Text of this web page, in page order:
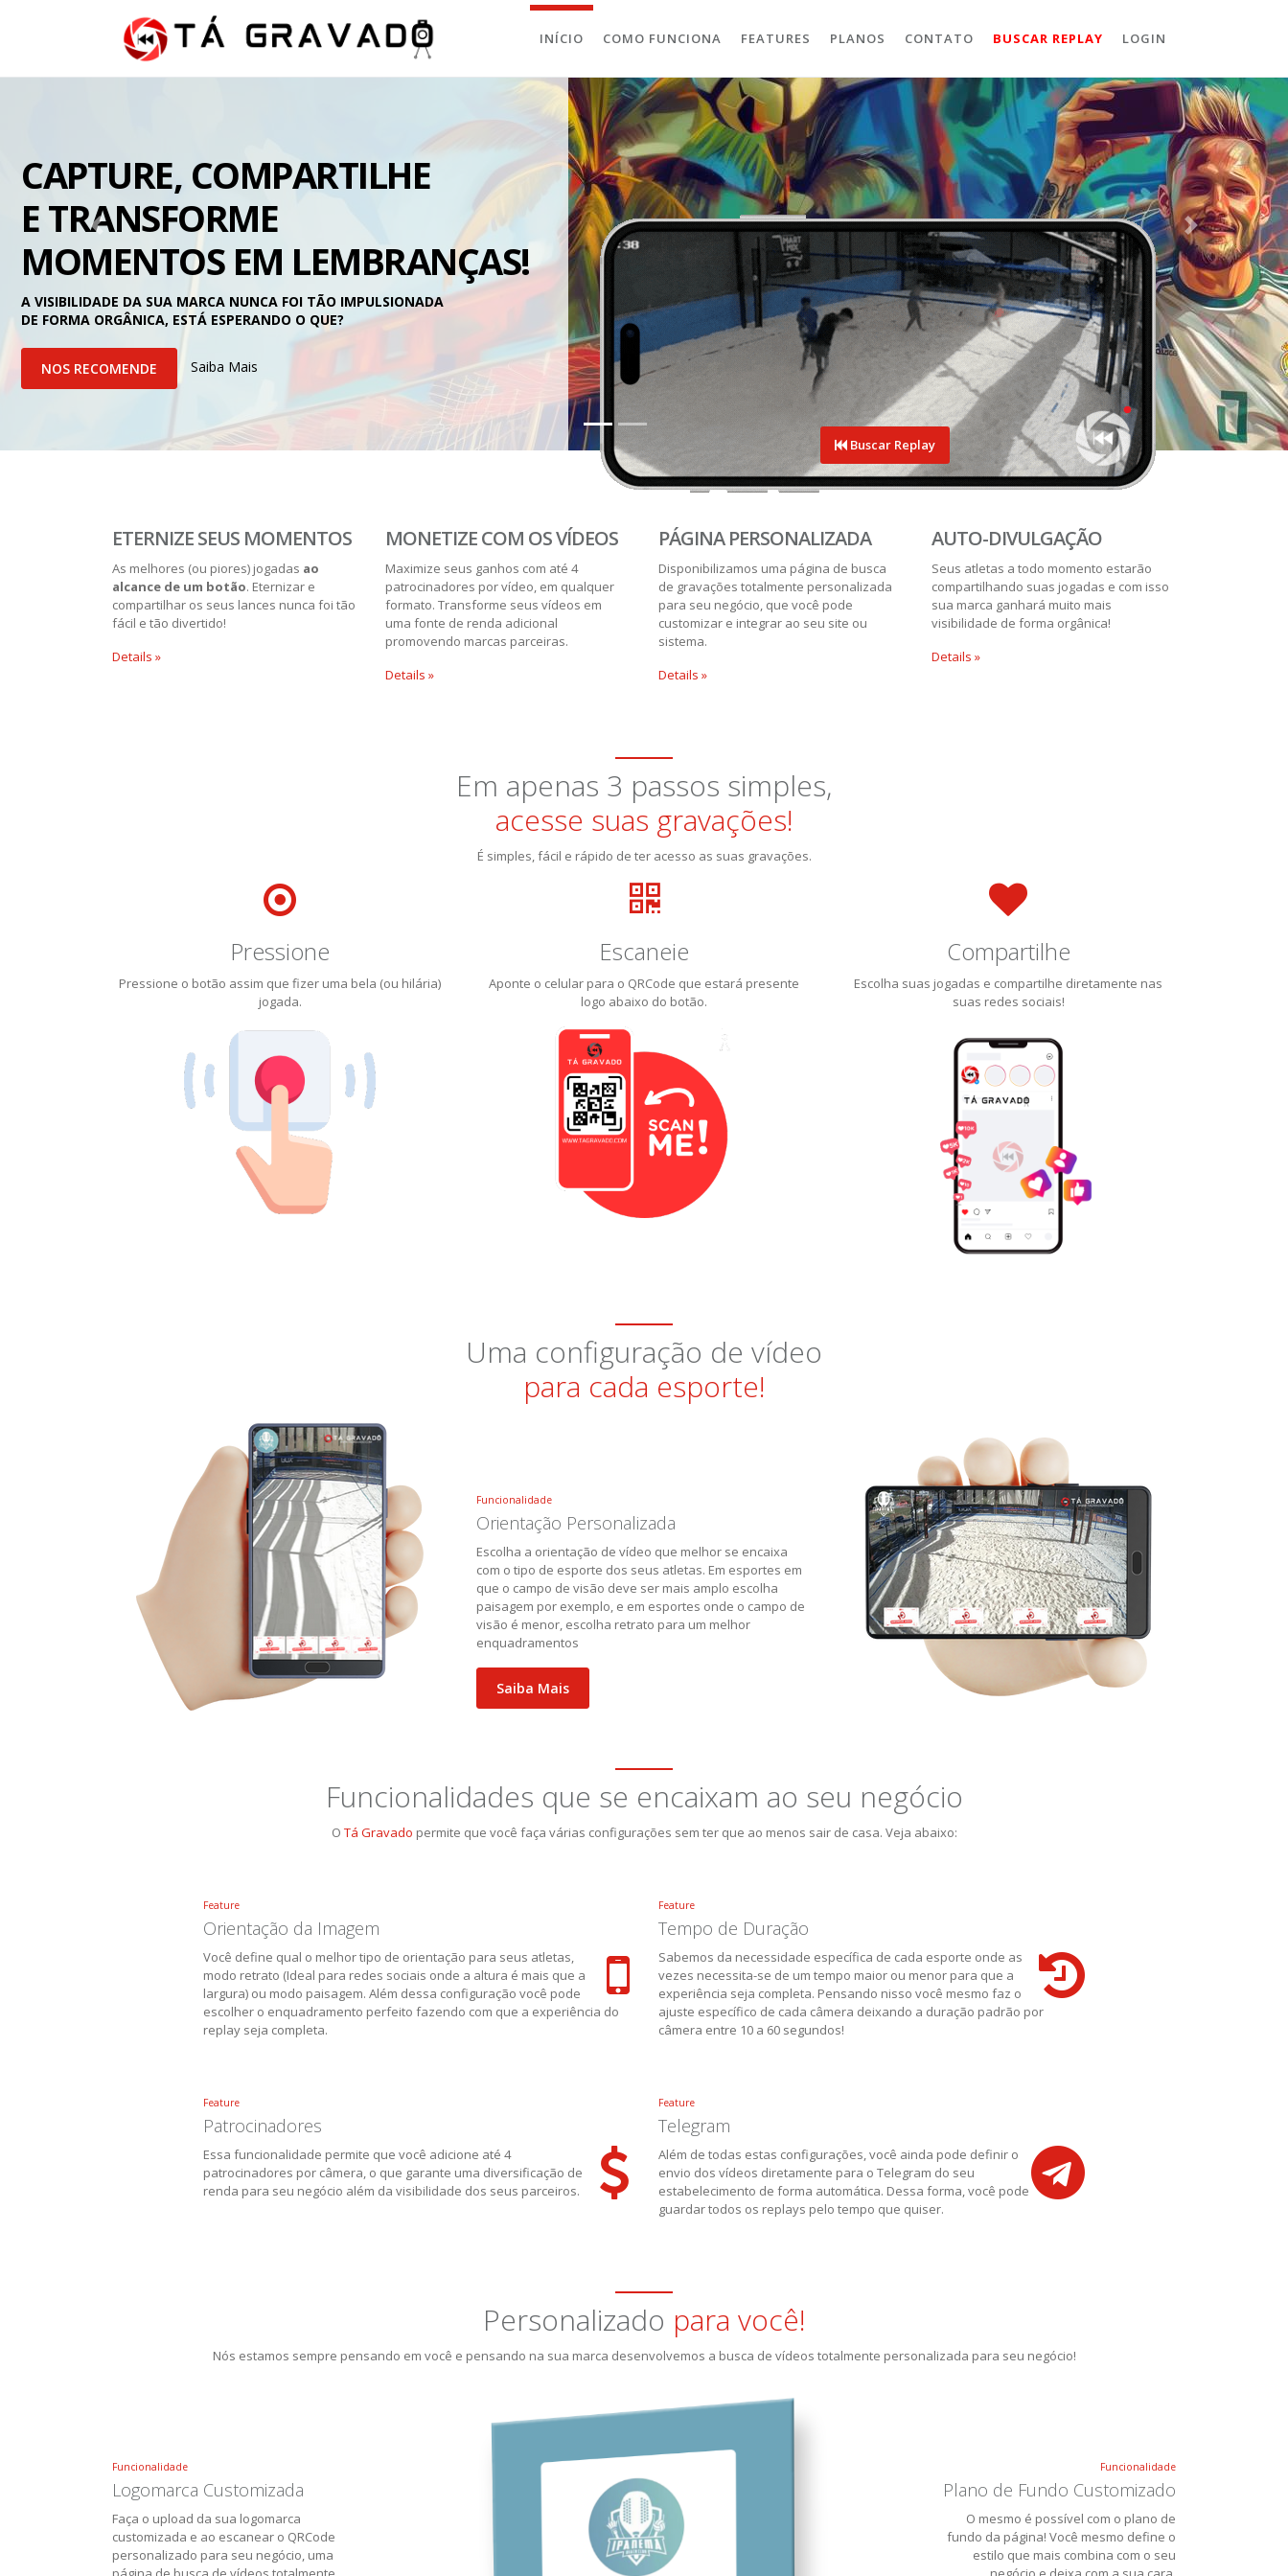
INÍCIO COMO FUNCIONA FEATURES PLANOS CONTATO BUSCAR REPLAY LOGIN
CAPTURE, COMPARTILHE
E TRANSFORME
MOMENTOS EM LEMBRANÇAS!
A VISIBILIDADE DA SUA MARCA NUNCA FOI TÃO IMPULSIONADA
DE FORMA ORGÂNICA, ESTÁ ESPERANDO O QUE?
NOS RECOMENDE Saiba Mais
Buscar Replay
Anterior Próximo
ETERNIZE SEUS MOMENTOS
As melhores (ou piores) jogadas ao
alcance de um botão. Eternizar e
compartilhar os seus lances nunca foi tão
fácil e tão divertido!
Details »
MONETIZE COM OS VÍDEOS
Maximize seus ganhos com até 4
patrocinadores por vídeo, em qualquer
formato. Transforme seus vídeos em
uma fonte de renda adicional
promovendo marcas parceiras.
Details »
PÁGINA PERSONALIZADA
Disponibilizamos uma página de busca
de gravações totalmente personalizada
para seu negócio, que você pode
customizar e integrar ao seu site ou
sistema.
Details »
AUTO-DIVULGAÇÃO
Seus atletas a todo momento estarão
compartilhando suas jogadas e com isso
sua marca ganhará muito mais
visibilidade de forma orgânica!
Details »
Em apenas 3 passos simples,
acesse suas gravações!
É simples, fácil e rápido de ter acesso as suas gravações.
Pressione
Pressione o botão assim que fizer uma bela (ou hilária)
jogada.
Escaneie
Aponte o celular para o QRCode que estará presente
logo abaixo do botão.
Compartilhe
Escolha suas jogadas e compartilhe diretamente nas
suas redes sociais!
Uma configuração de vídeo
para cada esporte!
Funcionalidade
Orientação Personalizada
Escolha a orientação de vídeo que melhor se encaixa
com o tipo de esporte dos seus atletas. Em esportes em
que o campo de visão deve ser mais amplo escolha
paisagem por exemplo, e em esportes onde o campo de
visão é menor, escolha retrato para um melhor
enquadramentos
Saiba Mais
Funcionalidades que se encaixam ao seu negócio
O Tá Gravado permite que você faça várias configurações sem ter que ao menos sair de casa. Veja abaixo:
Feature
Orientação da Imagem
Você define qual o melhor tipo de orientação para seus atletas,
modo retrato (Ideal para redes sociais onde a altura é mais que a
largura) ou modo paisagem. Além dessa configuração você pode
escolher o enquadramento perfeito fazendo com que a experiência do
replay seja completa.
Feature
Tempo de Duração
Sabemos da necessidade específica de cada esporte onde as
vezes necessita-se de um tempo maior ou menor para que a
experiência seja completa. Pensando nisso você mesmo faz o
ajuste específico de cada câmera deixando a duração padrão por
câmera entre 10 a 60 segundos!
Feature
Patrocinadores
Essa funcionalidade permite que você adicione até 4
patrocinadores por câmera, o que garante uma diversificação de
renda para seu negócio além da visibilidade dos seus parceiros.
Feature
Telegram
Além de todas estas configurações, você ainda pode definir o
envio dos vídeos diretamente para o Telegram do seu
estabelecimento de forma automática. Dessa forma, você pode
guardar todos os replays pelo tempo que quiser.
Personalizado para você!
Nós estamos sempre pensando em você e pensando na sua marca desenvolvemos a busca de vídeos totalmente personalizada para seu negócio!
Funcionalidade
Logomarca Customizada
Faça o upload da sua logomarca
customizada e ao escanear o QRCode
personalizado para seu negócio, uma
Funcionalidade
Plano de Fundo Customizado
O mesmo é possível com o plano de
fundo da página! Você mesmo define o
estilo que mais combina com o seu